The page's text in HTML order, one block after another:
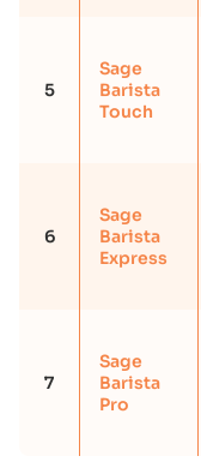
5
Sage
Barista
Touch
6
Sage
Barista
Express
7
Sage
Barista
Pro